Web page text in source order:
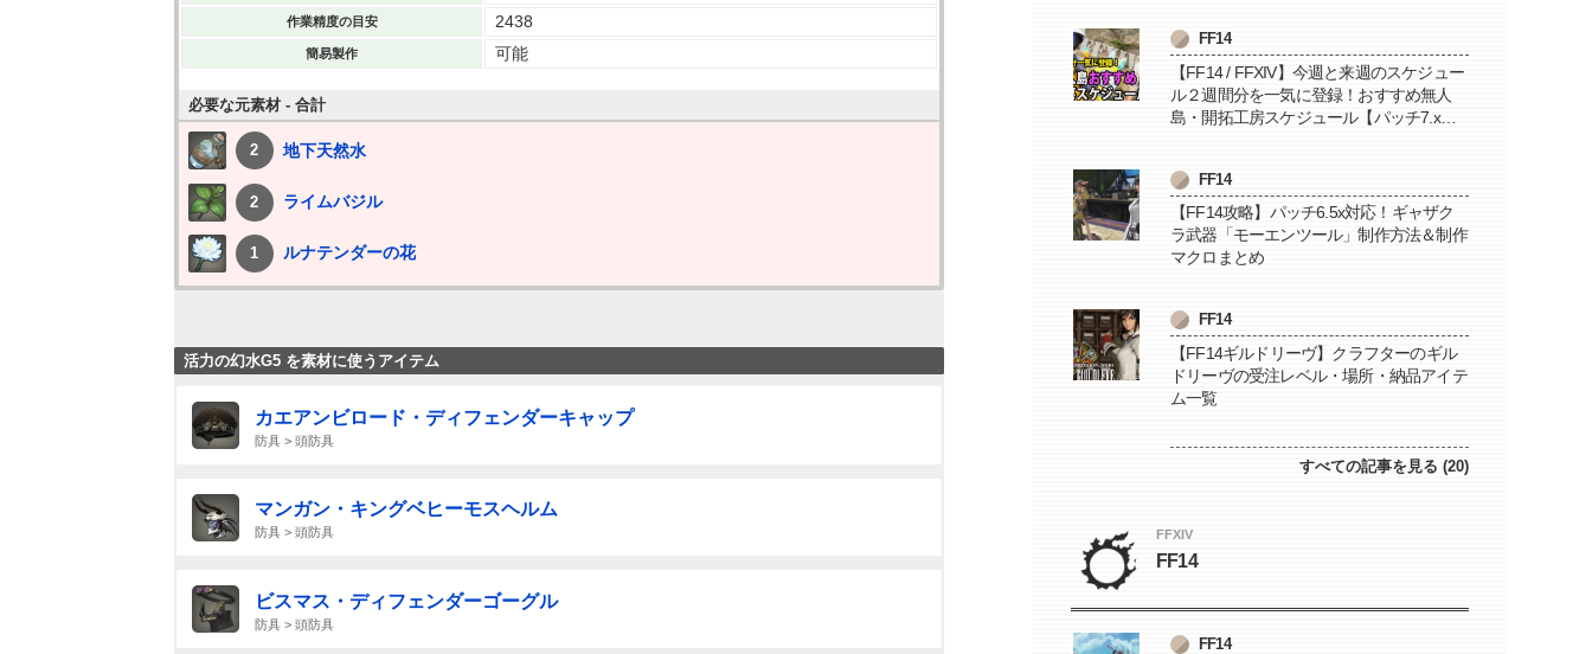
作業精度の目安 2438
簡易製作 可能
必要な元素材 - 合計
2 地下天然水
2 ライムバジル
1 ルナテンダーの花
活力の幻水G5 を素材に使うアイテム
カエアンビロード・ディフェンダーキャップ
防具 > 頭防具
マンガン・キングベヒーモスヘルム
防具 > 頭防具
ビスマス・ディフェンダーゴーグル
防具 > 頭防具
FF14
【FF14 / FFXIV】今週と来週のスケジュー
ル２週間分を一気に登録！おすすめ無人
島・開拓工房スケジュール【パッチ7.x対
FF14
【FF14攻略】パッチ6.5x対応！ギャザク
ラ武器「モーエンツール」制作方法＆制作
マクロまとめ
FF14
【FF14ギルドリーヴ】クラフターのギル
ドリーヴの受注レベル・場所・納品アイテ
ム一覧
すべての記事を見る (20)
FFXIV
FF14
FF14